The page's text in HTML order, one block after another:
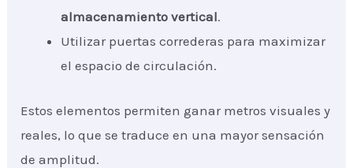
almacenamiento vertical.
Utilizar puertas correderas para maximizar
el espacio de circulación.
Estos elementos permiten ganar metros visuales y
reales, lo que se traduce en una mayor sensación
de amplitud.